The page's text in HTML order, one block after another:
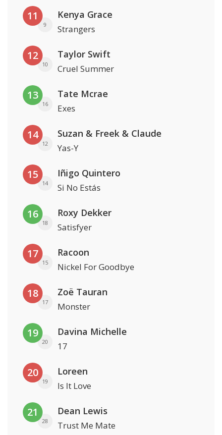
11
9
Kenya Grace
Strangers
12
10
Taylor Swift
Cruel Summer
13
16
Tate Mcrae
Exes
14
12
Suzan & Freek & Claude
Yas-Y
15
14
Iñigo Quintero
Si No Estás
16
18
Roxy Dekker
Satisfyer
17
15
Racoon
Nickel For Goodbye
18
17
Zoë Tauran
Monster
19
20
Davina Michelle
17
20
19
Loreen
Is It Love
21
28
Dean Lewis
Trust Me Mate